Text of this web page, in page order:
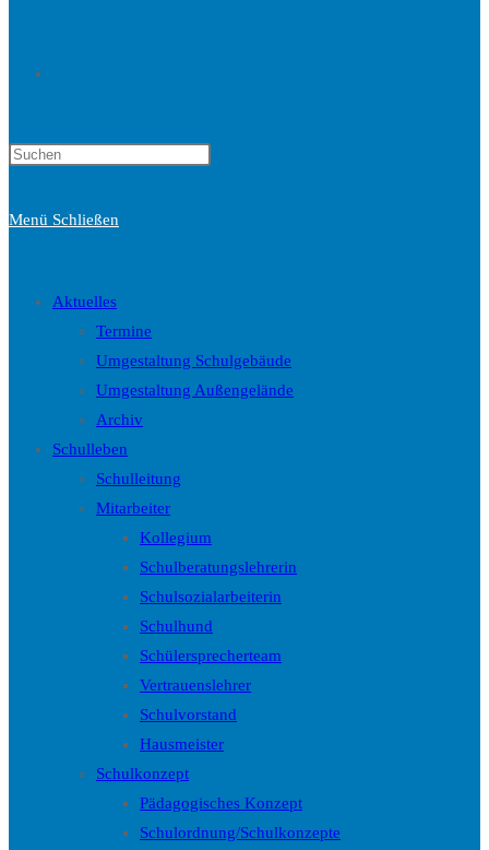
Menü Schließen
Aktuelles
Termine
Umgestaltung Schulgebäude
Umgestaltung Außengelände
Archiv
Schulleben
Schulleitung
Mitarbeiter
Kollegium
Schulberatungslehrerin
Schulsozialarbeiterin
Schulhund
Schülersprecherteam
Vertrauenslehrer
Schulvorstand
Hausmeister
Schulkonzept
Pädagogisches Konzept
Schulordnung/Schulkonzepte